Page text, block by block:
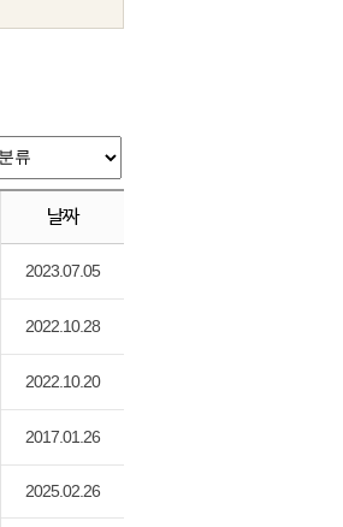
날짜
2023.07.05
2022.10.28
2022.10.20
2017.01.26
2025.02.26